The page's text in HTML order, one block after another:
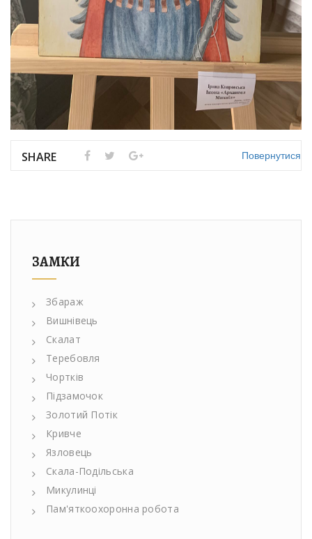
SHARE Повернутися
ЗАМКИ
Збараж
Вишнівець
Скалат
Теребовля
Чортків
Підзамочок
Золотий Потік
Кривче
Язловець
Скала-Подільська
Микулинці
Пам'яткоохоронна робота